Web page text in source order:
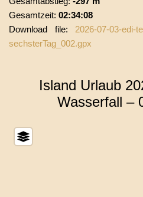
Gesamtzeit: 02:34:08
Download file: 2026-07-03-edi-
sechsterTag_002.gpx
Island Urlaub
Wasserfall –